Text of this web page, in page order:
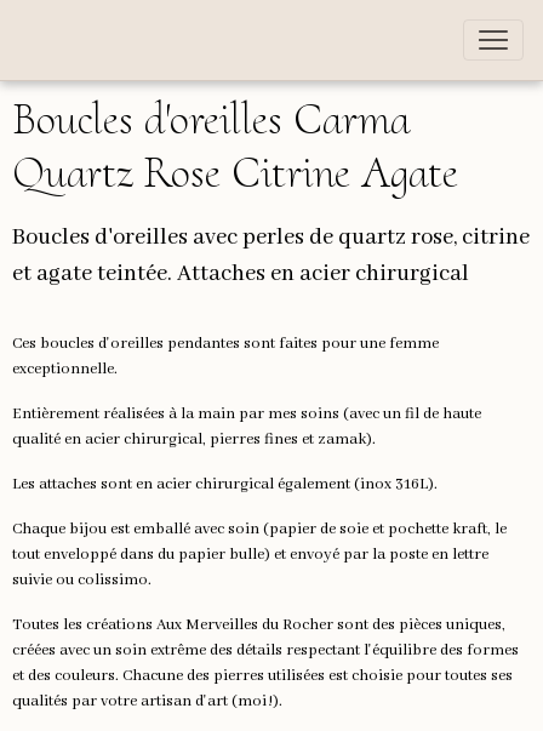
Boucles d'oreilles Carma
Quartz Rose Citrine Agate
Boucles d'oreilles avec perles de quartz rose, citrine
et agate teintée. Attaches en acier chirurgical
Ces boucles d'oreilles pendantes sont faites pour une femme
exceptionnelle.
Entièrement réalisées à la main par mes soins (avec un fil de haute
qualité en acier chirurgical, pierres fines et zamak).
Les attaches sont en acier chirurgical également (inox 316L).
Chaque bijou est emballé avec soin (papier de soie et pochette kraft, le
tout enveloppé dans du papier bulle) et envoyé par la poste en lettre
suivie ou colissimo.
Toutes les créations Aux Merveilles du Rocher sont des pièces uniques,
créées avec un soin extrême des détails respectant l'équilibre des formes
et des couleurs. Chacune des pierres utilisées est choisie pour toutes ses
qualités par votre artisan d'art (moi !).